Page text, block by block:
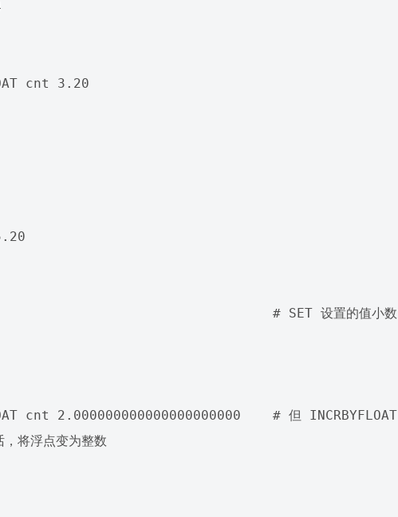
cnt 3.20
# SET 设置的值小数
cnt 2.000000000000000000000    # 但 INCRBYFLOAT
将浮点变为整数